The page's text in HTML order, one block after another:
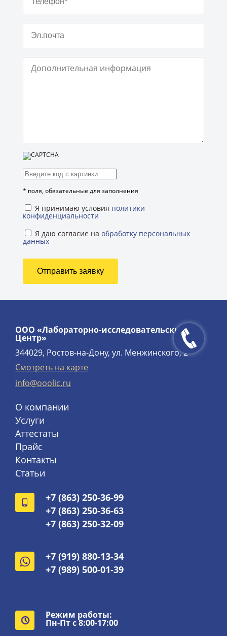
* поля, обязательные для заполнения
Я принимаю условия политики
конфиденциальности
Я даю согласие на обработку персональных
данных
ООО «Лабораторно-исследовательский
Центр»
344029, Ростов-на-Дону, ул. Менжинского, 2
Смотреть на карте
info@ooolic.ru
О компании
Услуги
Аттестаты
Прайс
Контакты
Статьи
+7 (863) 250-36-99
+7 (863) 250-36-63
+7 (863) 250-32-09
+7 (919) 880-13-34
+7 (989) 500-01-39
Режим работы:
Пн-Пт с 8:00-17:00